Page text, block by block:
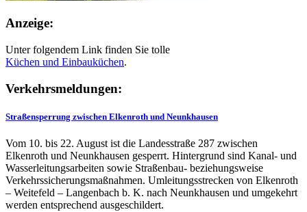
Anzeige:
Unter folgendem Link finden Sie tolle
Küchen und Einbauküchen.
Verkehrsmeldungen:
Straßensperrung zwischen Elkenroth und Neunkhausen
Vom 10. bis 22. August ist die Landesstraße 287 zwischen
Elkenroth und Neunkhausen gesperrt. Hintergrund sind Kanal- und
Wasserleitungsarbeiten sowie Straßenbau- beziehungsweise
Verkehrssicherungsmaßnahmen. Umleitungsstrecken von Elkenroth
– Weitefeld – Langenbach b. K. nach Neunkhausen und umgekehrt
werden entsprechend ausgeschildert.